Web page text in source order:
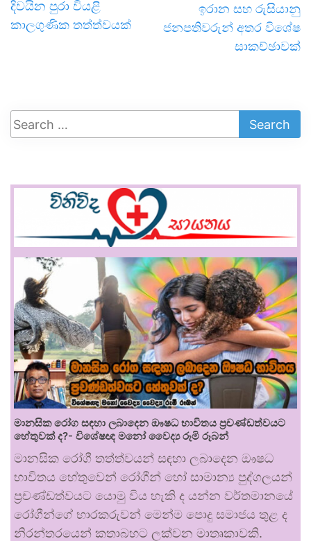
දිවයින පුරා වියළි
කාලගුණික තත්ත්වයක්
ඉරාන සහ රුසියානු
ජනපතිවරුන් අතර විශේෂ
සාකච්ඡාවක්
මානසික රෝග සඳහා ලබාදෙන ඖෂධ භාවිතය ප්‍රචණ්ඩත්වයට
හේතුවක් ද?- විශේෂඥ මනෝ වෛද්‍ය රූමි රූබන්
මානසික රෝගී තත්ත්වයන් සඳහා ලබාදෙන ඖෂධ
භාවිතය හේතුවෙන් රෝගීන් හෝ සාමාන්‍ය පුද්ගලයන්
ප්‍රචණ්ඩත්වයට යොමු විය හැකි ද යන්න වර්තමානයේ
රෝගීන්ගේ භාරකරුවන් මෙන්ම පොදු සමාජය තුළ ද
නිරන්තරයෙන් කතාබහට ලක්වන මාතෘකාවකි.